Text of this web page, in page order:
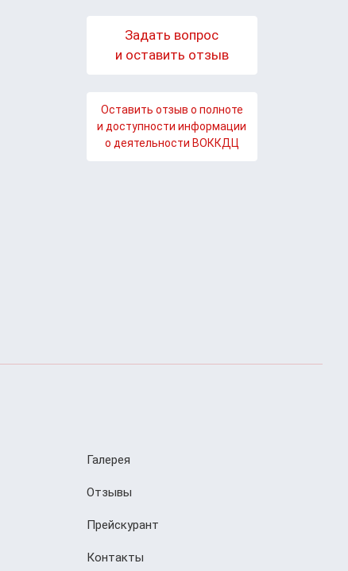
Задать вопрос
и оставить отзыв
Оставить отзыв о полноте
и доступности информации
о деятельности ВОККДЦ
Галерея
Отзывы
Прейскурант
Контакты